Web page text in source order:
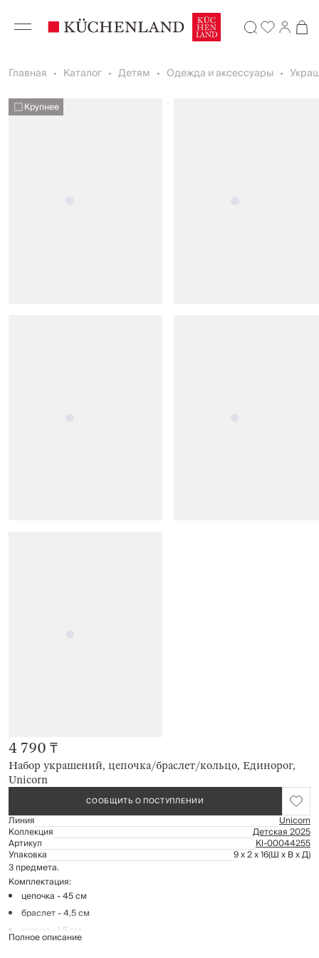
Главная Каталог Детям Одежда и аксессуары
Крупнее
Набор украшений, цепочка/браслет/кольцо, Единорог,
Unicorn
4 790 ₸
СООБЩИТЬ О ПОСТУПЛЕНИИ
Линия Unicorn
Коллекция Детская 2025
Артикул Kl-00044255
Упаковка 9 x 2 x 16(Ш x В x Д)
3 предмета.
Комплектация:
цепочка - 45 см
браслет - 4,5 см
кольцо - 1,5 см
Полное описание